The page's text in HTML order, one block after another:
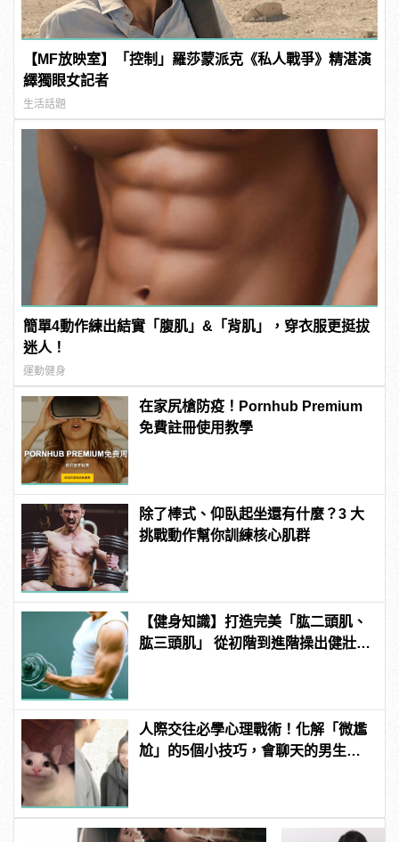
【MF放映室】「控制」羅莎蒙派克《私人戰爭》精湛演
繹獨眼女記者
生活話題
簡單4動作練出結實「腹肌」&「背肌」，穿衣服更挺拔
迷人！
運動健身
在家尻槍防疫！Pornhub Premium
免費註冊使用教學
除了棒式、仰臥起坐還有什麼？3 大
挑戰動作幫你訓練核心肌群
【健身知識】打造完美「肱二頭肌、
肱三頭肌」 從初階到進階操出健壯手
人際交往必學心理戰術！化解「微尷
尬」的5個小技巧，會聊天的男生更